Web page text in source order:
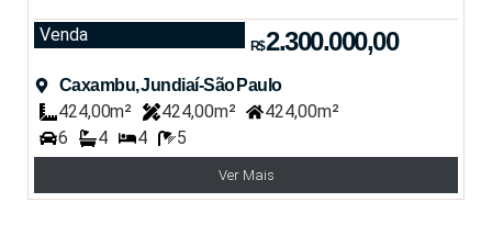
Venda
R$2.300.000,00
Caxambu, Jundiaí-São Paulo
424,00m² 424,00m²
424,00m²
6
4 4 5
Ver Mais